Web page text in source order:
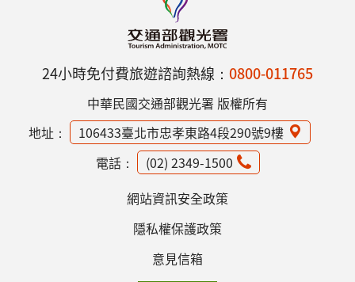
24小時免付費旅遊諮詢熱線： 0800-011765
中華民國交通部觀光署 版權所有
地址：
106433臺北市忠孝東路4段290號9樓
電話：
(02) 2349-1500
網站資訊安全政策
隱私權保護政策
意見信箱